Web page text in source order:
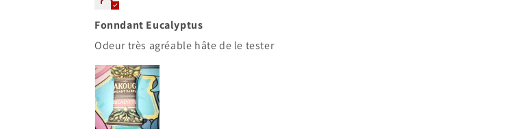
Fonndant Eucalyptus
Odeur très agréable hâte de le tester